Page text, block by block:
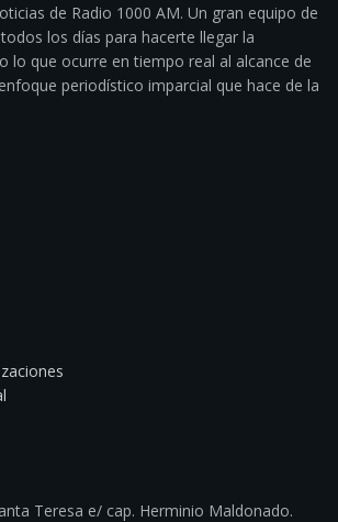
de Radio 1000 AM. Un gran equipo de
los días para hacerte llegar la
lo que ocurre en tiempo real al alcance de
periodístico imparcial que hace de la
Teresa e/ cap. Herminio Maldonado.